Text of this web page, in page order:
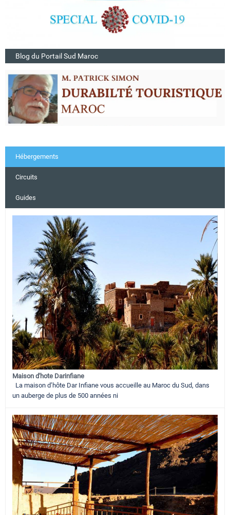
Blog du Portail Sud Maroc
Hébergements
Circuits
Guides
Maison d'hote Darinfiane
La maison d’hôte Dar Infiane vous accueille au Maroc du Sud, dans
un auberge de plus de 500 années ni